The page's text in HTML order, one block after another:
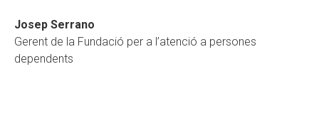
Josep Serrano
Gerent de la Fundació per a l’atenció a persones
dependents